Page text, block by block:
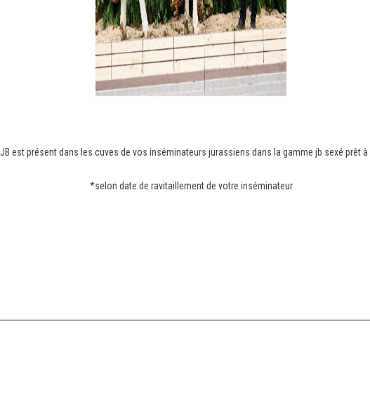
est présent dans les cuves de vos inséminateurs jurassiens dans la gamme jb sexé prêt
*selon date de ravitaillement de votre inséminateur